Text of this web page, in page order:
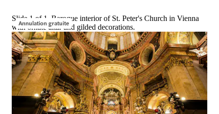
Annulation gratuite
Slide 1 of 1, Baroque interior of St. Peter's Church in Vienna
with ornate altar and gilded decorations.